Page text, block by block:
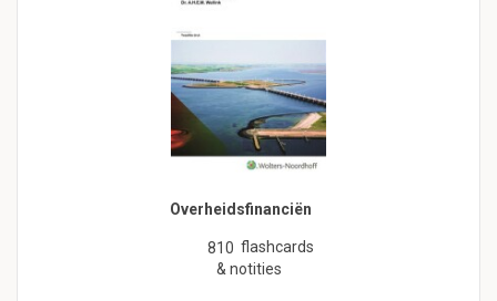
Overheidsfinanciën
810 flashcards
& notities